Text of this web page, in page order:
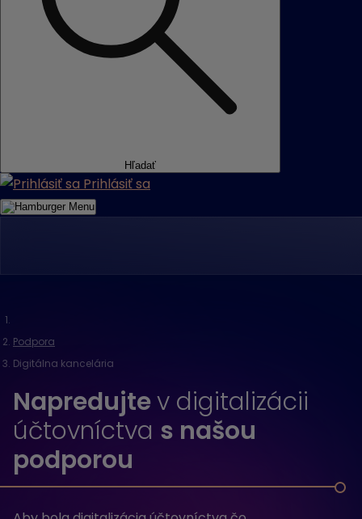
Hľadať
Prihlásiť sa
Menu
Podpora
Digitálna kancelária
Napredujtev digitalizácii
účtovníctva s našou
podporou